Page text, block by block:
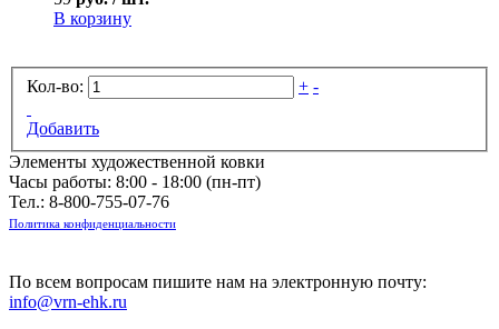
В корзину
Кол-во: + -
Добавить
Элементы художественной ковки
Часы работы: 8:00 - 18:00 (пн-пт)
Тел.: 8-800-755-07-76
Политика конфиденциальности
По всем вопросам пишите нам на электронную почту:
info@vrn-ehk.ru